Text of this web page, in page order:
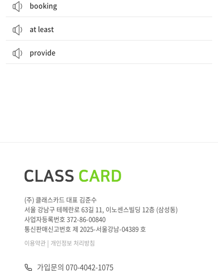
booking
at least
provide
(주) 클래스카드 대표 김준수
서울 강남구 테헤란로 63길 11, 이노센스빌딩 12층 (삼성동)
사업자등록번호 372-86-00840
통신판매신고번호 제 2025-서울강남-04389 호
이용약관 | 개인정보 처리방침
가입문의 070-4042-1075